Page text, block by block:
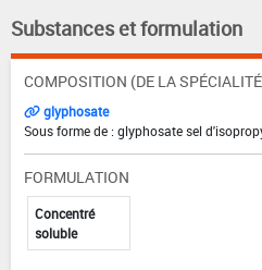
Substances et formulation
COMPOSITION (DE LA
glyphosate
Sous forme de : glyphosate sel
FORMULATION
Concentré
soluble